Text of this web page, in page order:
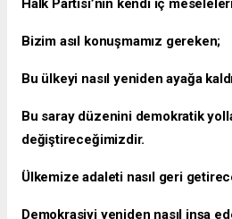
Halk Partisi’nin kendi iç
Bizim asıl konuşmamız gereken;
Bu ülkeyi nasıl yeniden ayağa
Bu saray düzenini demokratik
değiştireceğimizdir.
Ülkemize adaleti nasıl geri
Demokrasiyi yeniden nasıl inşa